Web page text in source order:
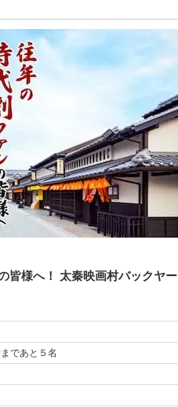
皆様へ！ 太秦映画村バックヤー
であと５名